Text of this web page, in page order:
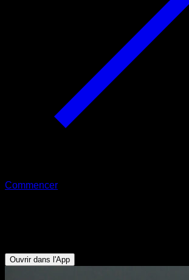
Commencer
Ouvrir dans l'App